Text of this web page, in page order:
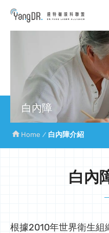
白內障
Home 白內障介紹
白內
根據2010年世界衛生組